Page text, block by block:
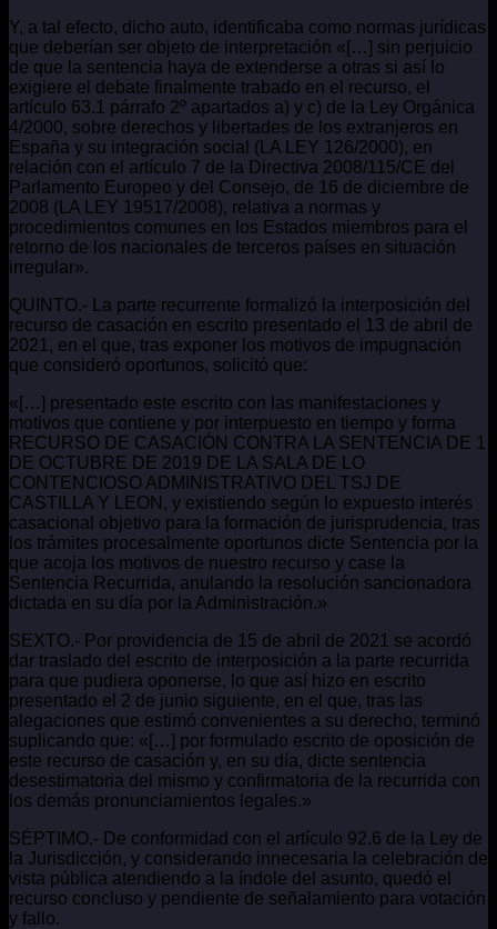
Y, a tal efecto, dicho auto, identificaba como normas jurídicas
que deberían ser objeto de interpretación «[…] sin perjuicio
de que la sentencia haya de extenderse a otras si así lo
exigiere el debate finalmente trabado en el recurso, el
artículo 63.1 párrafo 2º apartados a) y c) de la Ley Orgánica
4/2000, sobre derechos y libertades de los extranjeros en
España y su integración social (LA LEY 126/2000), en
relación con el artículo 7 de la Directiva 2008/115/CE del
Parlamento Europeo y del Consejo, de 16 de diciembre de
2008 (LA LEY 19517/2008), relativa a normas y
procedimientos comunes en los Estados miembros para el
retorno de los nacionales de terceros países en situación
irregular».
QUINTO.- La parte recurrente formalizó la interposición del
recurso de casación en escrito presentado el 13 de abril de
2021, en el que, tras exponer los motivos de impugnación
que consideró oportunos, solicitó que:
«[…] presentado este escrito con las manifestaciones y
motivos que contiene y por interpuesto en tiempo y forma
RECURSO DE CASACIÓN CONTRA LA SENTENCIA DE 1
DE OCTUBRE DE 2019 DE LA SALA DE LO
CONTENCIOSO ADMINISTRATIVO DEL TSJ DE
CASTILLA Y LEON, y existiendo según lo expuesto interés
casacional objetivo para la formación de jurisprudencia, tras
los trámites procesalmente oportunos dicte Sentencia por la
que acoja los motivos de nuestro recurso y case la
Sentencia Recurrida, anulando la resolución sancionadora
dictada en su día por la Administración.»
SEXTO.- Por providencia de 15 de abril de 2021 se acordó
dar traslado del escrito de interposición a la parte recurrida
para que pudiera oponerse, lo que así hizo en escrito
presentado el 2 de junio siguiente, en el que, tras las
alegaciones que estimó convenientes a su derecho, terminó
suplicando que: «[…] por formulado escrito de oposición de
este recurso de casación y, en su día, dicte sentencia
desestimatoria del mismo y confirmatoria de la recurrida con
los demás pronunciamientos legales.»
SÉPTIMO.- De conformidad con el artículo 92.6 de la Ley de
la Jurisdicción, y considerando innecesaria la celebración de
vista pública atendiendo a la índole del asunto, quedó el
recurso concluso y pendiente de señalamiento para votación
y fallo.